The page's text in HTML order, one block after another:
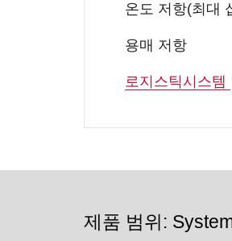
온도 저항(최대
용매 저항
로지스틱시스템
제품 범위: